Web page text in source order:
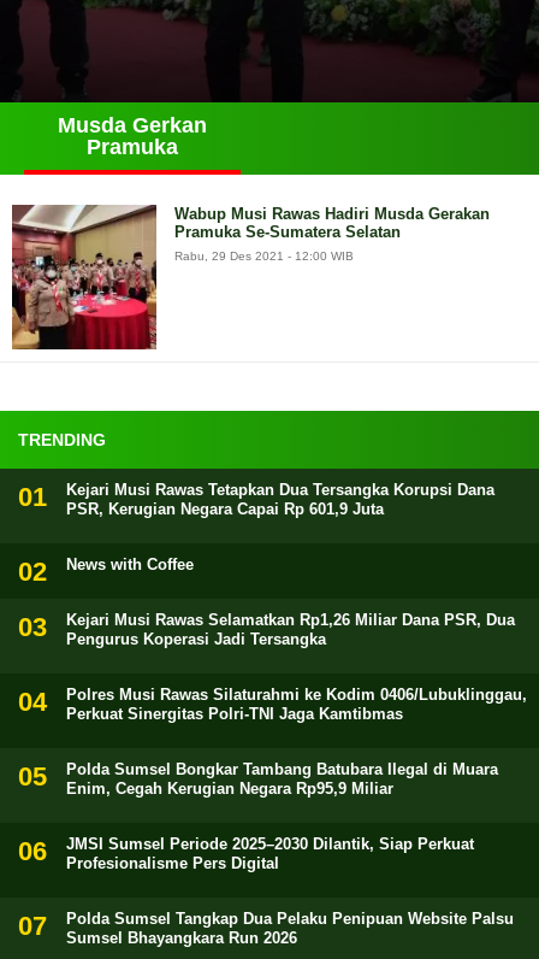
TRENDING
Kejari Musi Rawas Tetapkan Dua Tersangka Korupsi Dana
PSR, Kerugian Negara Capai Rp 601,9 Juta
News with Coffee
Kejari Musi Rawas Selamatkan Rp1,26 Miliar Dana PSR, Dua
Pengurus Koperasi Jadi Tersangka
Polres Musi Rawas Silaturahmi ke Kodim 0406/Lubuklinggau,
Perkuat Sinergitas Polri-TNI Jaga Kamtibmas
Polda Sumsel Bongkar Tambang Batubara Ilegal di Muara
Enim, Cegah Kerugian Negara Rp95,9 Miliar
JMSI Sumsel Periode 2025–2030 Dilantik, Siap Perkuat
Profesionalisme Pers Digital
Polda Sumsel Tangkap Dua Pelaku Penipuan Website Palsu
Sumsel Bhayangkara Run 2026
Musda Gerkan
Pramuka
Wabup Musi Rawas Hadiri Musda Gerakan
Pramuka Se-Sumatera Selatan
Rabu, 29 Des 2021 - 12:00 WIB